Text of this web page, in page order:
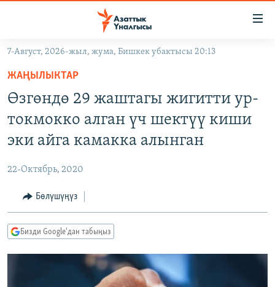
Навигацияга
өтүңүз
Издөөгө
салыңыз
МАДАНИЯТ
ДҮЙНӨ
УКРАИНА
ТВ ПРОГРАММАЛАР
БҮГҮН АЗАТТЫКТА
ПОДКАСТ
Русский
7-Август, 2026-жыл, жума, Бишкек убактысы 20:13
ЖАҢЫЛЫКТАР
Өзгөндө 29 жаштагы жигитти ур-
токмокко алган үч шектүү киши
эки айга камакка алынган
22-Октябрь, 2020
Бөлүшүңүз
Бизди Google'дан табыңыз